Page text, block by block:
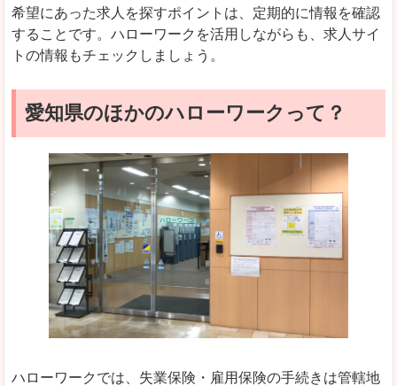
希望にあった求人を探すポイントは、定期的に情報を確認
することです。ハローワークを活用しながらも、求人サイ
トの情報もチェックしましょう。
愛知県のほかのハローワークって？
ハローワークでは、失業保険・雇用保険の手続きは管轄地